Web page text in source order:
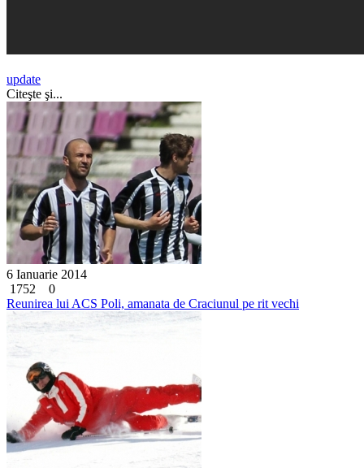
update
Citeşte şi...
6 Ianuarie 2014
1752
0
Reunirea lui ACS Poli, amanata de Craciunul pe rit vechi